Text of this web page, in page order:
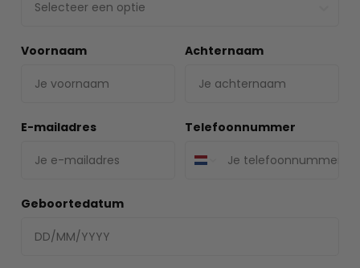
Voornaam Achternaam
E-mailadres Telefoonnummer
Geboortedatum